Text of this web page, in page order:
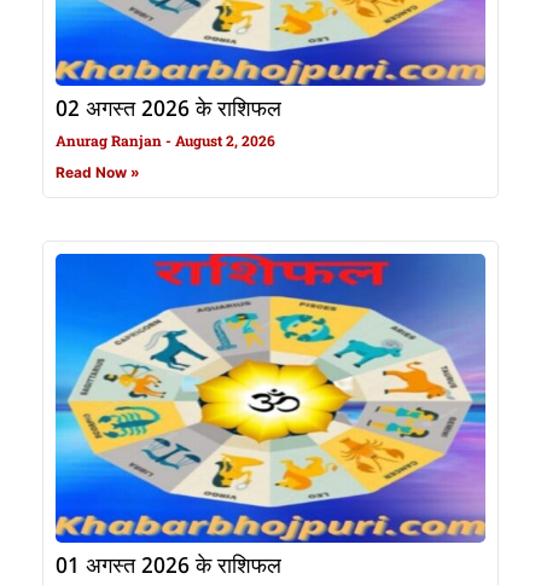
02 अगस्त 2026 के राशिफल
Anurag Ranjan August 2, 2026
Read Now »
01 अगस्त 2026 के राशिफल